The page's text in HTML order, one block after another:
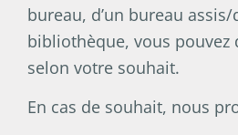
bureau, d’un bureau
bibliothèque, vous
selon votre souhait.
En cas de souhait, nous